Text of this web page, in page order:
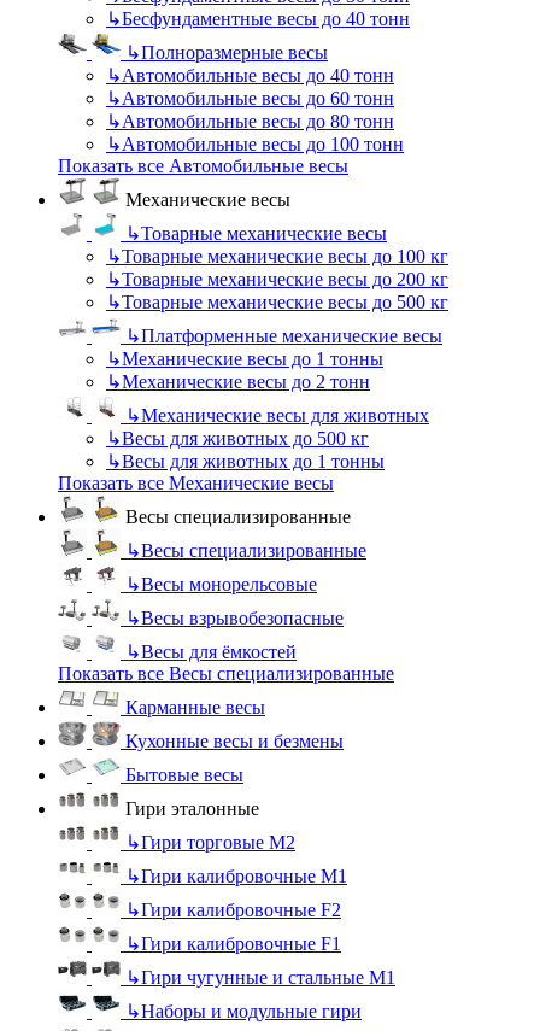
↳Бесфундаментные весы до 40 тонн
↳Полноразмерные весы
↳Автомобильные весы до 40 тонн
↳Автомобильные весы до 60 тонн
↳Автомобильные весы до 80 тонн
↳Автомобильные весы до 100 тонн
Показать все Автомобильные весы
Механические весы
↳Товарные механические весы
↳Товарные механические весы до 100 кг
↳Товарные механические весы до 200 кг
↳Товарные механические весы до 500 кг
↳Платформенные механические весы
↳Механические весы до 1 тонны
↳Механические весы до 2 тонн
↳Механические весы для животных
↳Весы для животных до 500 кг
↳Весы для животных до 1 тонны
Показать все Механические весы
Весы специализированные
↳Весы специализированные
↳Весы монорельсовые
↳Весы взрывобезопасные
↳Весы для ёмкостей
Показать все Весы специализированные
Карманные весы
Кухонные весы и безмены
Бытовые весы
Гири эталонные
↳Гири торговые М2
↳Гири калибровочные М1
↳Гири калибровочные F2
↳Гири калибровочные F1
↳Гири чугунные и стальные М1
↳Наборы и модульные гири